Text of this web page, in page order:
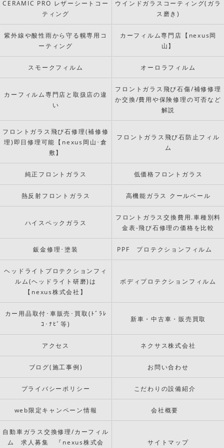
CERAMIC PRO レザーシートコー
ティング
ウインドガラスコーティング(ガラ
ス磨き)
紫外線や酸性雨から守る幌専用コ
ーティング
カーフィルム専門店【nexus岡
山】
スモークフィルム オーロラフィルム
カーフィルム専門店と取扱店の違
い
フロントガラス飛び石傷/補修修理
か交換/費用や保険修理の可否など
解説
フロントガラス飛び石修理(補修修
理)即日修理可能【nexus岡山･倉
敷】
フロントガラス飛び石防止フィル
ム
純正フロントガラス 低価格フロントガラス
熱反射フロントガラス 高機能ガラス クールベール
ハイスペックガラス
フロントガラス交換費用.車種別料
金表-飛び石修理の価格を比較
鈑金修理･塗装 PPF プロテクションフィルム
ヘッドライトプロテクションフィ
ルム(ヘッドライト研磨)は
【nexus株式会社】
ボディプロテクションフィルム
カー用品取付･車販売･買取(ﾄﾞﾗﾚ
ｺ･ﾅﾋﾞ等)
新車・中古車・販売買取
アクセス ネクサス株式会社
ブログ(施工事例) お問い合わせ
プライバシーポリシー こだわりの設備紹介
web限定キャンペーン情報 会社概要
自動車ガラス交換修理/カーフィル
ム 求人募集 『nexus株式会
サイトマップ